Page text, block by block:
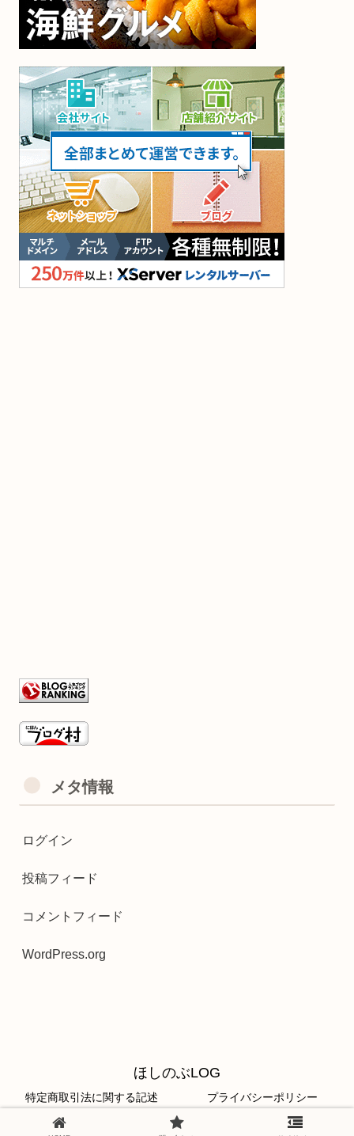
メタ情報
ログイン
投稿フィード
コメントフィード
WordPress.org
ほしのぶLOG
特定商取引法に関する記述 プライバシーポリシー
© 2020 ほしのぶLOG.